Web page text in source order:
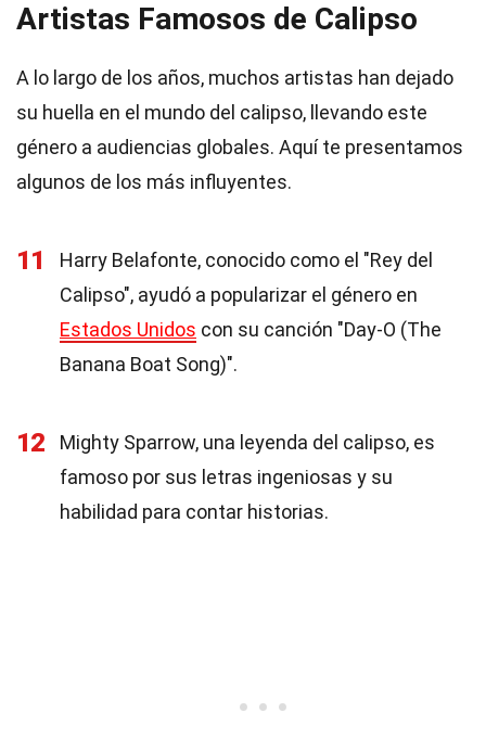
Artistas Famosos de Calipso
A lo largo de los años, muchos artistas han dejado
su huella en el mundo del calipso, llevando este
género a audiencias globales. Aquí te presentamos
algunos de los más influyentes.
11
Harry Belafonte, conocido como el "Rey del
Calipso", ayudó a popularizar el género en
Estados Unidos con su canción "Day-O (The
Banana Boat Song)".
12
Mighty Sparrow, una leyenda del calipso, es
famoso por sus letras ingeniosas y su
habilidad para contar historias.